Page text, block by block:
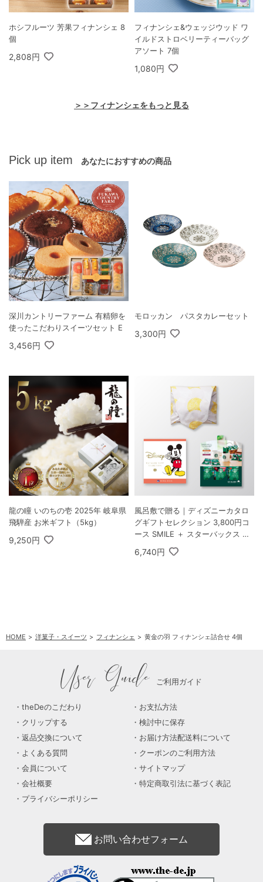
ホシフルーツ 芳果フィナンシェ 8
個
2,808円
フィナンシェ&ウェッジウッド ワ
イルドストロベリーティーバッグ
アソート 7個
1,080円
＞＞フィナンシェをもっと見る
Pick up item あなたにおすすめの商品
深川カントリーファーム 有精卵を
使ったこだわりスイーツセット E
3,456円
モロッカン パスタカレーセット
3,300円
龍の瞳 いのちの壱 2025年 岐阜県
飛騨産 お米ギフト（5kg）
9,250円
風呂敷で贈る｜ディズニーカタロ
グギフトセレクション 3,800円コ
ース SMILE ＋ スターバックス オ
リガミ パーソナルドリップ コーヒ
ーギフトA
6,740円
HOME 洋菓子・スイーツ フィナンシェ 黄金の羽 フィナンシェ詰合せ 4個
User Guide ご利用ガイド
theDeのこだわり
お支払方法
クリップする
検討中に保存
返品交換について
お届け方法配送料について
よくある質問
クーポンのご利用方法
会員について
サイトマップ
会社概要
特定商取引法に基づく表記
プライバシーポリシー
お問い合わせフォーム